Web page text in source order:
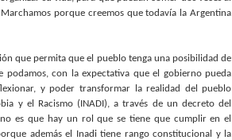
porque creemos que todavía la Argentina
que permita que el pueblo tenga una posibilidad de
podamos, con la expectativa que el gobierno pueda
y poder transformar la realidad del pueblo
y el Racismo (INADI), a través de un decreto del
es que hay un rol que se tiene que cumplir en el
además el Inadi tiene rango constitucional y la